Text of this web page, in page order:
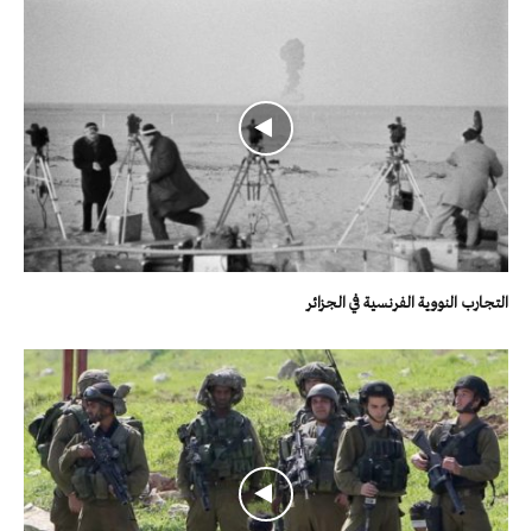
التجارب النووية الفرنسية في الجزائر